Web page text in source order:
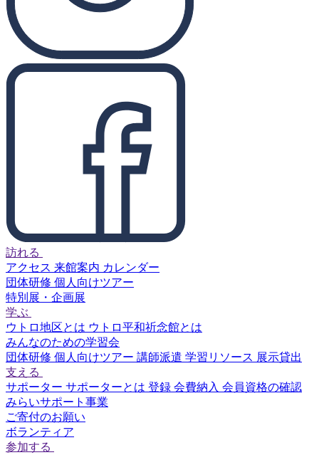
訪れる
アクセス 来館案内 カレンダー
団体研修 個人向けツアー
特別展・企画展
学ぶ
ウトロ地区とは ウトロ平和祈念館とは
みんなのための学習会
団体研修 個人向けツアー 講師派遣 学習リソース 展示貸出
支える
サポーター サポーターとは 登録 会費納入 会員資格の確認
みらいサポート事業
ご寄付のお願い
ボランティア
参加する